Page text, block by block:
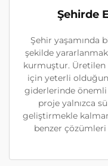
Şehirde
Şehir yaşamında
şekilde
kurmuştur. Üretilen
için yeterli
giderlerinde önemli
proje yalnızca
geliştirmekle
benzer